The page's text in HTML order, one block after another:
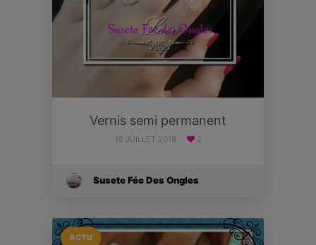
Vernis semi permanent
16 JUILLET 2018 2
Susete Fée Des Ongles
ACTU